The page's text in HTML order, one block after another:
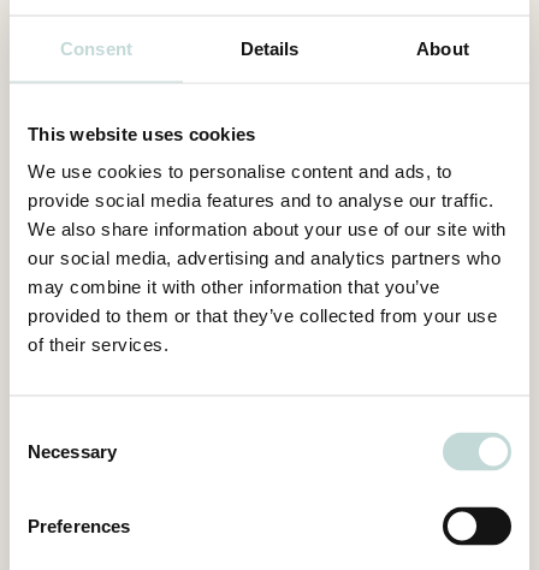
Consent Details About
This website uses cookies
We use cookies to personalise content and ads, to
provide social media features and to analyse our traffic.
We also share information about your use of our site with
our social media, advertising and analytics partners who
may combine it with other information that you’ve
provided to them or that they’ve collected from your use
of their services.
Selection
Necessary
Preferences
Kontakt